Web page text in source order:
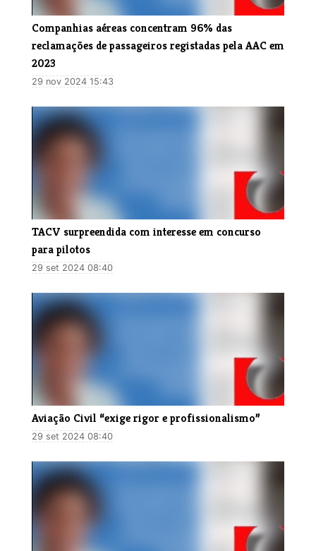
Companhias aéreas concentram 96% das
reclamações de passageiros registadas pela AAC em
2023
29 nov 2024 15:43
TACV surpreendida com interesse em concurso
para pilotos
29 set 2024 08:40
Aviação Civil “exige rigor e profissionalismo”
29 set 2024 08:40